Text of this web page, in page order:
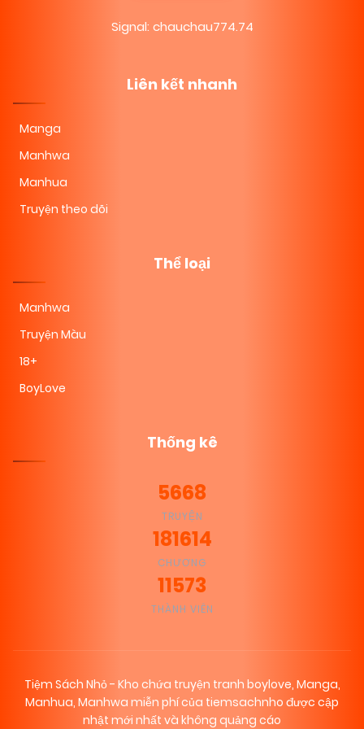
Signal: chauchau774.74
Liên kết nhanh
Manga
Manhwa
Manhua
Truyện theo dõi
Thể loại
Manhwa
Truyện Màu
18+
BoyLove
Thống kê
5668
TRUYỆN
181614
CHƯƠNG
11573
THÀNH VIÊN
Tiệm Sách Nhỏ - Kho chứa truyện tranh boylove, Manga,
Manhua, Manhwa miễn phí của tiemsachnho được cập
nhật mới nhất và không quảng cáo